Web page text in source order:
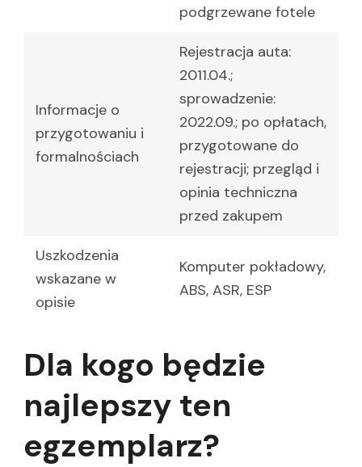
podgrzewane fotele
Informacje o
przygotowaniu i
formalnościach
Rejestracja auta:
2011.04.;
sprowadzenie:
2022.09.; po opłatach,
przygotowane do
rejestracji; przegląd i
opinia techniczna
przed zakupem
Uszkodzenia
wskazane w
opisie
Komputer pokładowy,
ABS, ASR, ESP
Dla kogo będzie
najlepszy ten
egzemplarz?